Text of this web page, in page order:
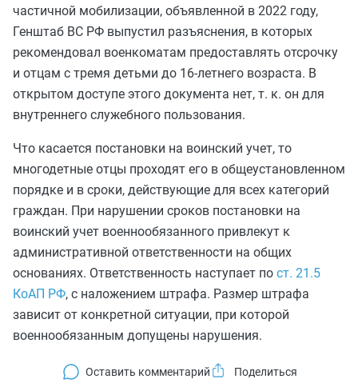
частичной мобилизации, объявленной в 2022 году,
Генштаб ВС РФ выпустил разъяснения, в которых
рекомендовал военкоматам предоставлять отсрочку
и отцам с тремя детьми до 16-летнего возраста. В
открытом доступе этого документа нет, т. к. он для
внутреннего служебного пользования.
Что касается постановки на воинский учет, то
многодетные отцы проходят его в общеустановленном
порядке и в сроки, действующие для всех категорий
граждан. При нарушении сроков постановки на
воинский учет военнообязанного привлекут к
административной ответственности на общих
основаниях. Ответственность наступает по ст. 21.5
КоАП РФ, с наложением штрафа. Размер штрафа
зависит от конкретной ситуации, при которой
военнообязанным допущены нарушения.
Оставить комментарий